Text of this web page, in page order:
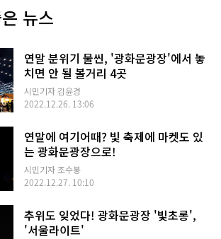
뉴스
연말 분위기 물씬, '광화문광장'에서 놓
치면 안 될 볼거리 4곳
시민기자 김윤경
2022.12.26. 13:06
연말에 여기어때? 빛 축제에 마켓도 있
는 광화문광장으로!
시민기자 조수봉
2022.12.27. 10:10
추위도 잊었다! 광화문광장 '빛초롱',
'서울라이트'